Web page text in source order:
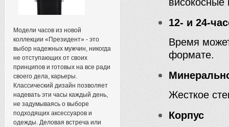
високосные
12- и 24-
Время
формате.
Жесткое
Корпус
Модели часов из новой
коллекции «Президент» - это
выбор надежных мужчин, никогда
не отступающих от своих
принципов и готовых на все ради
своего дела, карьеры.
Классический дизайн позволяет
надевать эти часы каждый день,
не задумываясь о выборе
подходящих аксессуаров и
одежды. Деловая встреча или